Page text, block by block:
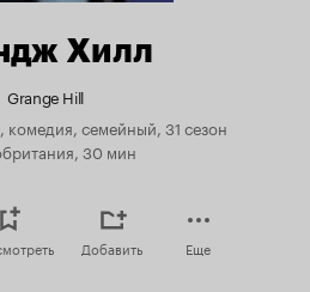
Хилл
Grange Hill
комедия, семейный, 31 сезон
30 мин
Добавить Еще